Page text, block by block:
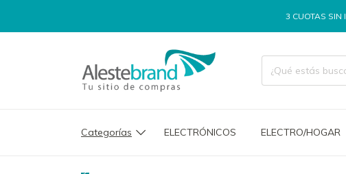
3 CUOTAS SIN INTERÉS
Categorías ELECTRÓNICOS ELECTRO/HOGAR